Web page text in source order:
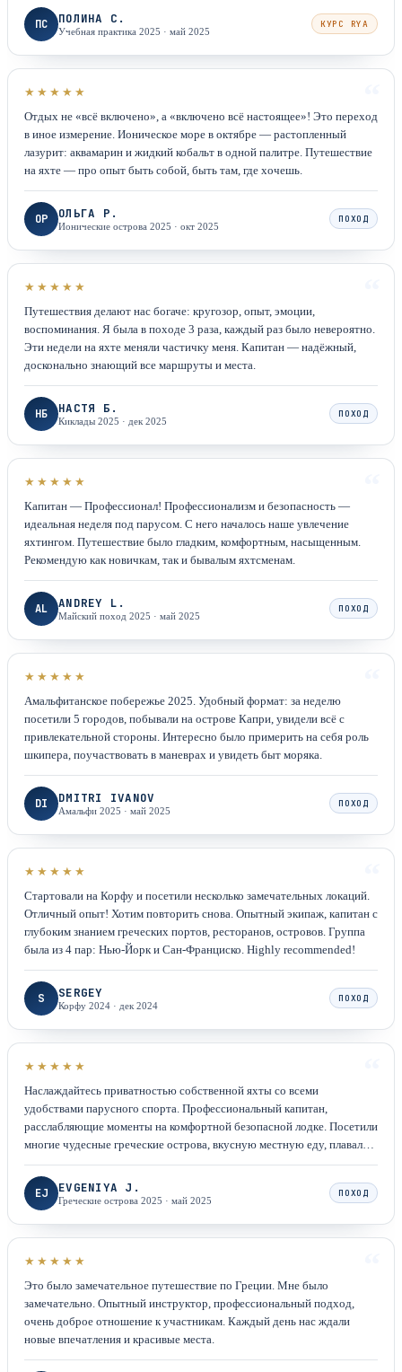
ПС ПОЛИНА С.
Учебная практика 2025 · май 2025
КУРС RYA
★★★★★
Отдых не «всё включено», а «включено всё настоящее»! Это переход
в иное измерение. Ионическое море в октябре — растопленный
лазурит: аквамарин и жидкий кобальт в одной палитре. Путешествие
на яхте — про опыт быть собой, быть там, где хочешь.
ОР ОЛЬГА Р.
Ионические острова 2025 · окт 2025
ПОХОД
★★★★★
Путешествия делают нас богаче: кругозор, опыт, эмоции,
воспоминания. Я была в походе 3 раза, каждый раз было невероятно.
Эти недели на яхте меняли частичку меня. Капитан — надёжный,
досконально знающий все маршруты и места.
НБ НАСТЯ Б.
Киклады 2025 · дек 2025
ПОХОД
★★★★★
Капитан — Профессионал! Профессионализм и безопасность —
идеальная неделя под парусом. С него началось наше увлечение
яхтингом. Путешествие было гладким, комфортным, насыщенным.
Рекомендую как новичкам, так и бывалым яхтсменам.
AL ANDREY L.
Майский поход 2025 · май 2025
ПОХОД
★★★★★
Амальфитанское побережье 2025. Удобный формат: за неделю
посетили 5 городов, побывали на острове Капри, увидели всё с
привлекательной стороны. Интересно было примерить на себя роль
шкипера, поучаствовать в маневрах и увидеть быт моряка.
DI DMITRI IVANOV
Амальфи 2025 · май 2025
ПОХОД
★★★★★
Стартовали на Корфу и посетили несколько замечательных локаций.
Отличный опыт! Хотим повторить снова. Опытный экипаж, капитан с
глубоким знанием греческих портов, ресторанов, островов. Группа
была из 4 пар: Нью-Йорк и Сан-Франциско. Highly recommended!
S SERGEY
Корфу 2024 · дек 2024
ПОХОД
★★★★★
Наслаждайтесь приватностью собственной яхты со всеми
удобствами парусного спорта. Профессиональный капитан,
расслабляющие моменты на комфортной безопасной лодке. Посетили
многие чудесные греческие острова, вкусную местную еду, плавали в
кристально чистой воде.
EJ EVGENIYA J.
Греческие острова 2025 · май 2025
ПОХОД
★★★★★
Это было замечательное путешествие по Греции. Мне было
замечательно. Опытный инструктор, профессиональный подход,
очень доброе отношение к участникам. Каждый день нас ждали
новые впечатления и красивые места.